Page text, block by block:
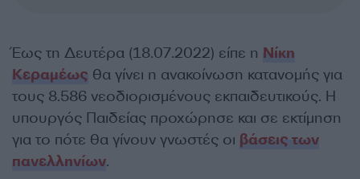
Έως τη Δευτέρα (18.07.2022) είπε η Νίκη
Κεραμέως θα γίνει η ανακοίνωση κατανομής για
τους 8.586 νεοδιορισμένους εκπαιδευτικούς. Η
υπουργός Παιδείας προχώρησε και σε εκτίμηση
για το πότε θα γίνουν γνωστές οι βάσεις των
πανελληνίων.